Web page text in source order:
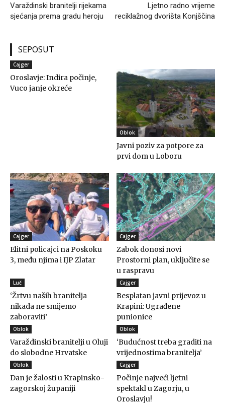
Varaždinski branitelji rijekama
sjećanja prema gradu heroju
Ljetno radno vrijeme
reciklažnog dvorišta Konjščina
SEPOSUT
Cajger
Oroslavje: Indira počinje,
Vuco janje okreće
Oblok
Javni poziv za potpore za
prvi dom u Loboru
Cajger
Elitni policajci na Poskoku
3, među njima i IJP Zlatar
Cajger
Zabok donosi novi
Prostorni plan, uključite se
u raspravu
Luč
‘Žrtvu naših branitelja
nikada ne smijemo
zaboraviti’
Cajger
Besplatan javni prijevoz u
Krapini: Ugrađene
punionice
Oblok
Varaždinski branitelji u Oluji
do slobodne Hrvatske
Oblok
‘Budućnost treba graditi na
vrijednostima branitelja’
Oblok
Dan je žalosti u Krapinsko-
zagorskoj županiji
Cajger
Počinje najveći ljetni
spektakl u Zagorju, u
Oroslavju!